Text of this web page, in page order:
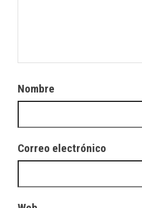
Nombre
Correo electrónico